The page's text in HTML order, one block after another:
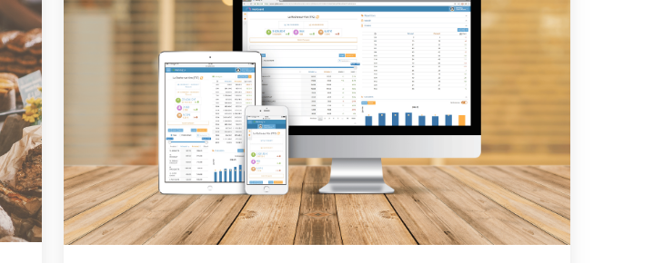
votre
activité